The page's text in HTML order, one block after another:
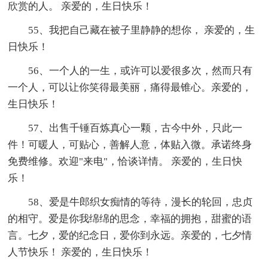
欣赏的人。 亲爱的，生日快乐！
55、我把自己藏在被子里静静的想你， 亲爱的，生
日快乐！
56、一个人的一生，或许可以爱很多次，然而只有
一个人，可以让你笑得最美丽，痛得最锥心。亲爱的，
生日快乐！
57、出售千锤百炼真心一颗，古今中外，只此一
件！可暖人，可贴心，善解人意，体贴入微。承诺终身
免费维修。欢迎"来电"，恰谈详情。 亲爱的，生日快
乐！
58、爱是牛郎织女痴情的等待，漫长的轮回，忠贞
的相守。爱是你我绵绵的思念，幸福的拥抱，甜蜜的语
言。七夕，爱的纪念日，爱你到永远。亲爱的，七夕情
人节快乐！ 亲爱的，生日快乐！